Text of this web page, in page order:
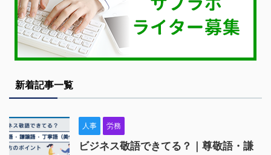
新着記事一覧
人事 労務
ビジネス敬語できてる？｜尊敬語・謙